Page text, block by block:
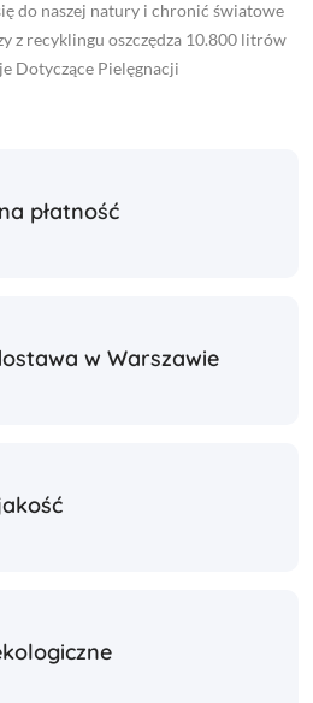
do naszej natury i chronić światowe
z recyklingu oszczędza 10.800 litrów
Dotyczące Pielęgnacji
płatność
w Warszawie